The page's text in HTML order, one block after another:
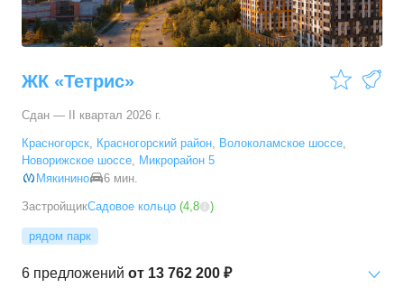
ЖК «Тетрис»
Сдан — II квартал 2026 г.
Красногорск, Красногорский район, Волоколамское шоссе,
Новорижское шоссе, Микрорайон 5
Мякинино
6 мин.
ЗастройщикСадовое кольцо (4,8 )
рядом парк
6 предложений от 13 762 200 ₽